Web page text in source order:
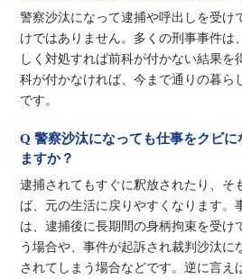
警察沙汰になって逮捕や呼出しを受け
けではありません。多くの刑事事件は
しく対処すれば前科が付かない結果を
科が付かなければ、今まで通りの暮ら
です。
Q 警察沙汰になっても仕事をクビ
ますか？
逮捕されてもすぐに釈放されたり、そ
ば、元の生活に戻りやすくなります。
は、逮捕後に長期間の身柄拘束を受け
う場合や、事件が起訴され裁判沙汰に
されてしまう場合などです。逆に言え